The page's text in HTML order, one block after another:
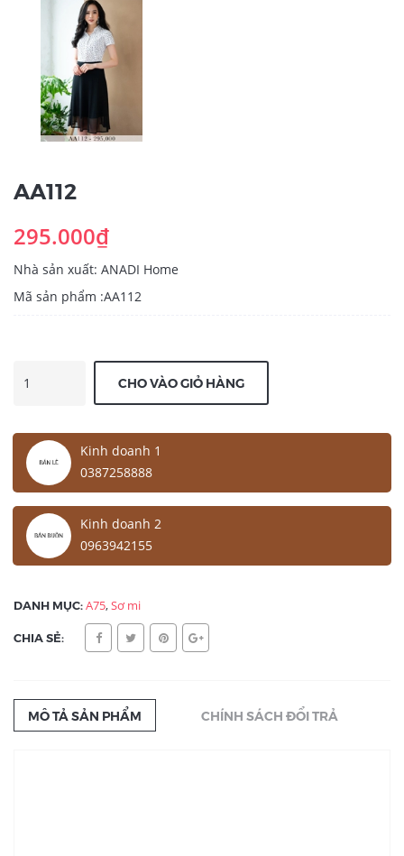
AA112
295.000₫
Nhà sản xuất: ANADI Home
Mã sản phẩm :AA112
CHO VÀO GIỎ HÀNG
Kinh doanh 1
0387258888
Kinh doanh 2
0963942155
DANH MỤC:A75,Sơ mi
CHIA SẺ:
MÔ TẢ SẢN PHẨM CHÍNH SÁCH ĐỔI TRẢ